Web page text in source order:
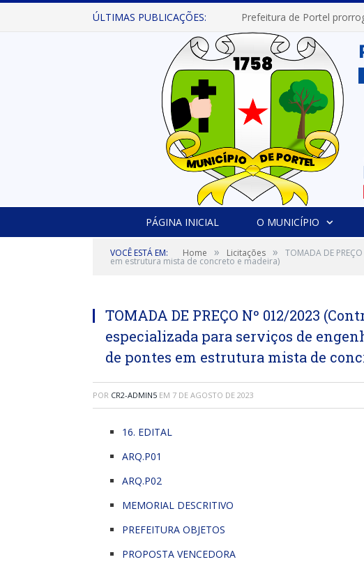
ÚLTIMAS PUBLICAÇÕES:
PÁGINA INICIAL O MUNICÍPIO
VOCÊ ESTÁ EM: Home » Licitações » TOMADA DE
em estrutura mista de concreto e madeira)
TOMADA DE PREÇO Nº 012/2023
especializada para serviços de
de pontes em estrutura mista de
POR CR2-ADMIN5 EM 7 DE AGOSTO DE 2023
16. EDITAL
ARQ.P01
ARQ.P02
MEMORIAL DESCRITIVO
PREFEITURA OBJETOS
PROPOSTA VENCEDORA